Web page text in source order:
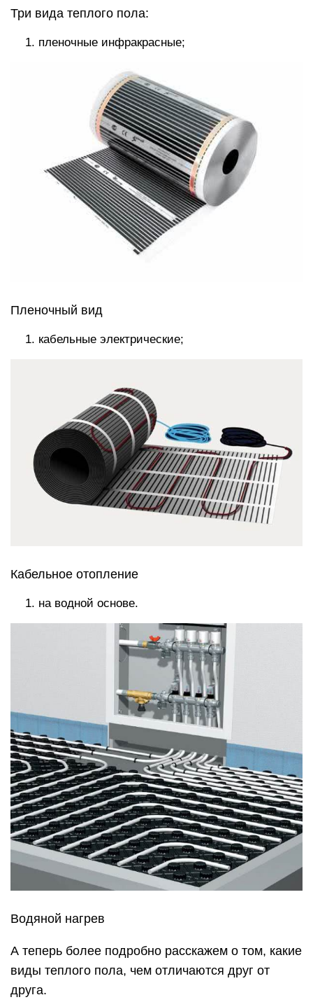
Три вида теплого пола:
пленочные инфракрасные;
Пленочный вид
кабельные электрические;
Кабельное отопление
на водной основе.
Водяной нагрев
А теперь более подробно расскажем о том, какие
виды теплого пола, чем отличаются друг от
друга.